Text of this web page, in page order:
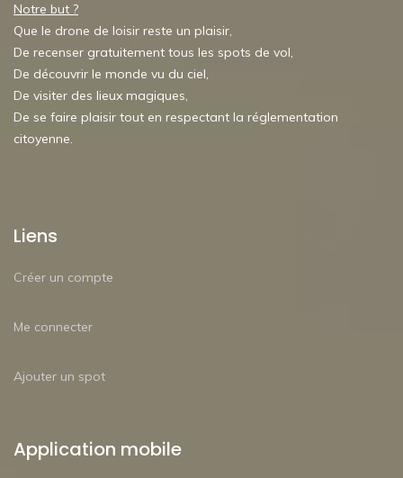
Notre but ?
Que le drone de loisir reste un plaisir,
De recenser gratuitement tous les spots de vol,
De découvrir le monde vu du ciel,
De visiter des lieux magiques,
De se faire plaisir tout en respectant la réglementation
citoyenne.
Liens
Créer un compte
Me connecter
Ajouter un spot
Application mobile